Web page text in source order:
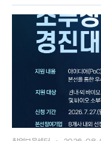
2026.11.30까지 라. 기초
VAT포함) 마. 입찰방식 : 제
공고기간 : 2026.08.06.(목)